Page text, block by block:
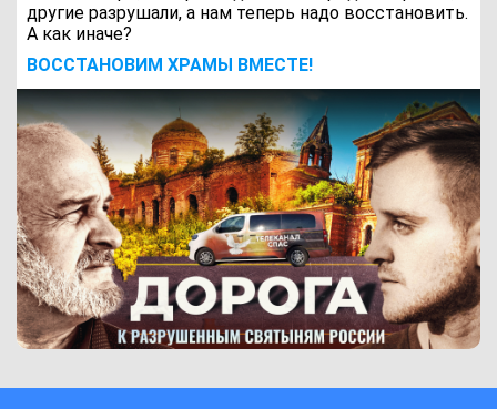
другие разрушали, а нам теперь надо восстановить.
А как иначе?
ВОCСТАНОВИМ ХРАМЫ ВМЕСТЕ!